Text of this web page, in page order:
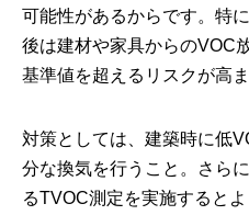
可能性があるからです。特
後は建材や家具からのVOC
基準値を超えるリスクが高ま
対策としては、建築時に低
分な換気を行うこと。さら
るTVOC測定を実施するとよ